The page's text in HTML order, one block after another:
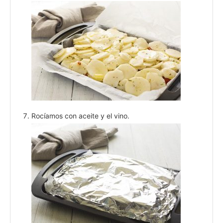
Rocíamos con aceite y el vino.